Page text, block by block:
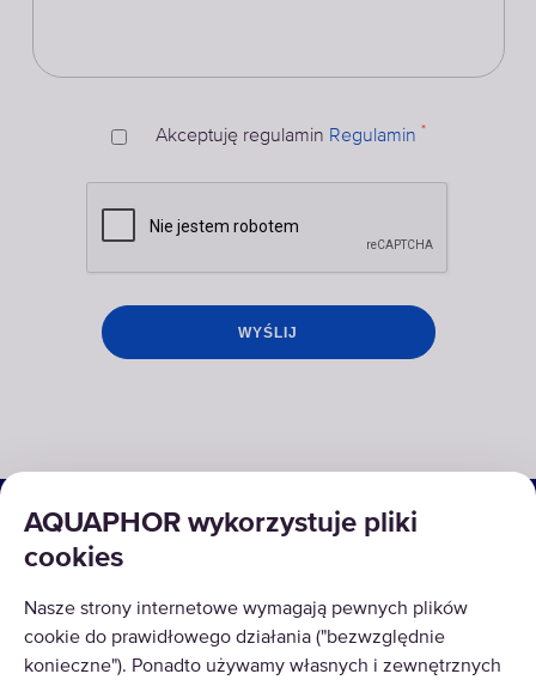
Akceptuję regulamin Regulamin *
AQUAPHOR wykorzystuje pliki
cookies
Nasze strony internetowe wymagają pewnych plików
cookie do prawidłowego działania ("bezwzględnie
konieczne"). Ponadto używamy własnych i zewnętrznych
PRODUKTY
O NAS